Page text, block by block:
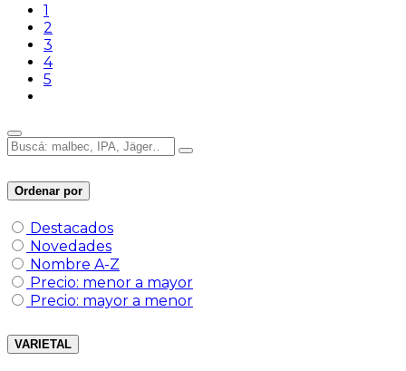
1
2
3
4
5
Ordenar por
Destacados
Novedades
Nombre A-Z
Precio: menor a mayor
Precio: mayor a menor
VARIETAL